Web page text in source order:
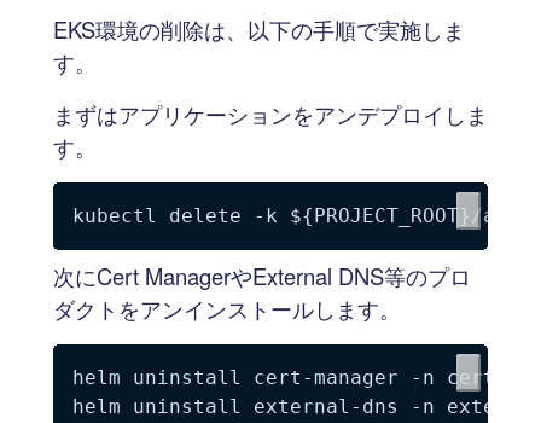
EKS環境の削除は、以下の手順で実施しま
す。
まずはアプリケーションをアンデプロイしま
す。
kubectl delete -k ${PROJECT_ROOT}
次にCert ManagerやExternal DNS等のプロ
ダクトをアンインストールします。
helm uninstall cert-manager -n cert-
helm uninstall external-dns
-n